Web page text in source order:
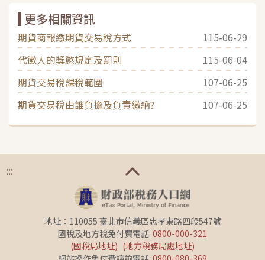
更多相關資訊
期貨商報繳期貨交易稅方式
115-06-29
代徵人的獎懲規定及罰則
115-06-04
期貨交易稅課稅範圍
107-06-25
期貨交易稅由誰負擔及負責繳納?
107-06-25
:::
地址：110055 臺北市信義區忠孝東路四段547號
國稅及地方稅免付費電話: 0800-000-321
(國稅局地址) (地方稅務局處地址)